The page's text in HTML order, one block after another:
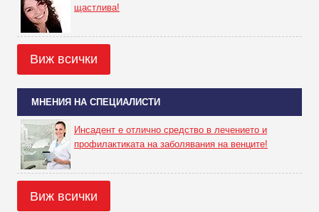
щастлива!
Виж всички
МНЕНИЯ НА СПЕЦИАЛИСТИ
Инсадент е отлично средство в лечението и
профилактиката на заболявания на венците!
Виж всички